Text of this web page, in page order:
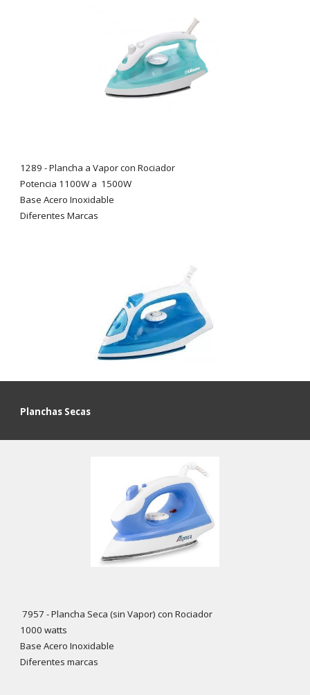
1289 - Plancha a Vapor conRociador
Potencia 1100W a 1500W
Base Acero Inoxidable
Diferentes Marcas
Planchas Secas
7957 - Plancha Seca (sin Vapor) con Rociador
1000 watts
Base Acero Inoxidable
Diferentes marcas